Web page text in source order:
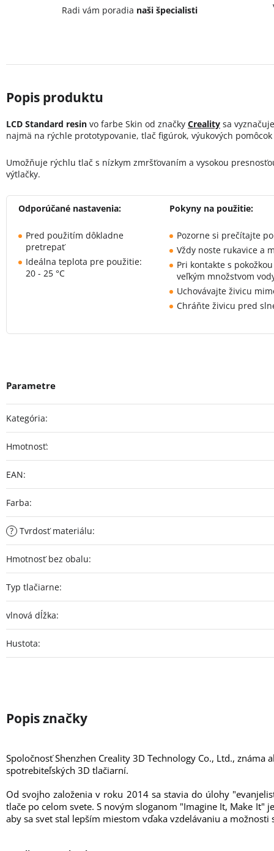
Radi vám poradia naši špecialisti
LCD Standard resin vo farbe Skin od značky Creality sa
najmä na rýchle prototypovanie, tlač figúrok, výukových
Umožňuje rýchlu tlač s nízkym zmršťovaním a vysokou
výtlačky.
Odporúčané nastavenia:
Pred použitím dôkladne
pretrepať
Ideálna teplota pre použitie:
20 - 25 °C
Pokyny na použitie:
Pozorne si prečítajte
Vždy noste rukavice a
Pri kontakte s
veľkým množstvom
Uchovávajte živicu
Chráňte živicu pred
Kategória:
Hmotnosť:
EAN:
Farba:
? Tvrdosť materiálu:
Hmotnosť bez obalu:
Typ tlačiarne:
vlnová dĺžka:
Hustota:
Spoločnosť Shenzhen Creality 3D Technology Co., Ltd.,
spotrebiteľských 3D tlačiarní.
Od svojho založenia v roku 2014 sa stavia do úlohy
tlače po celom svete. S novým sloganom "Imagine It, Make It"
aby sa svet stal lepším miestom vďaka vzdelávaniu a možnosti